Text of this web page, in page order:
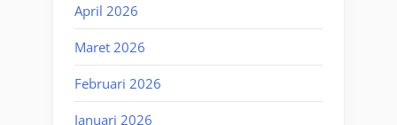
April 2026
Maret 2026
Februari 2026
Januari 2026